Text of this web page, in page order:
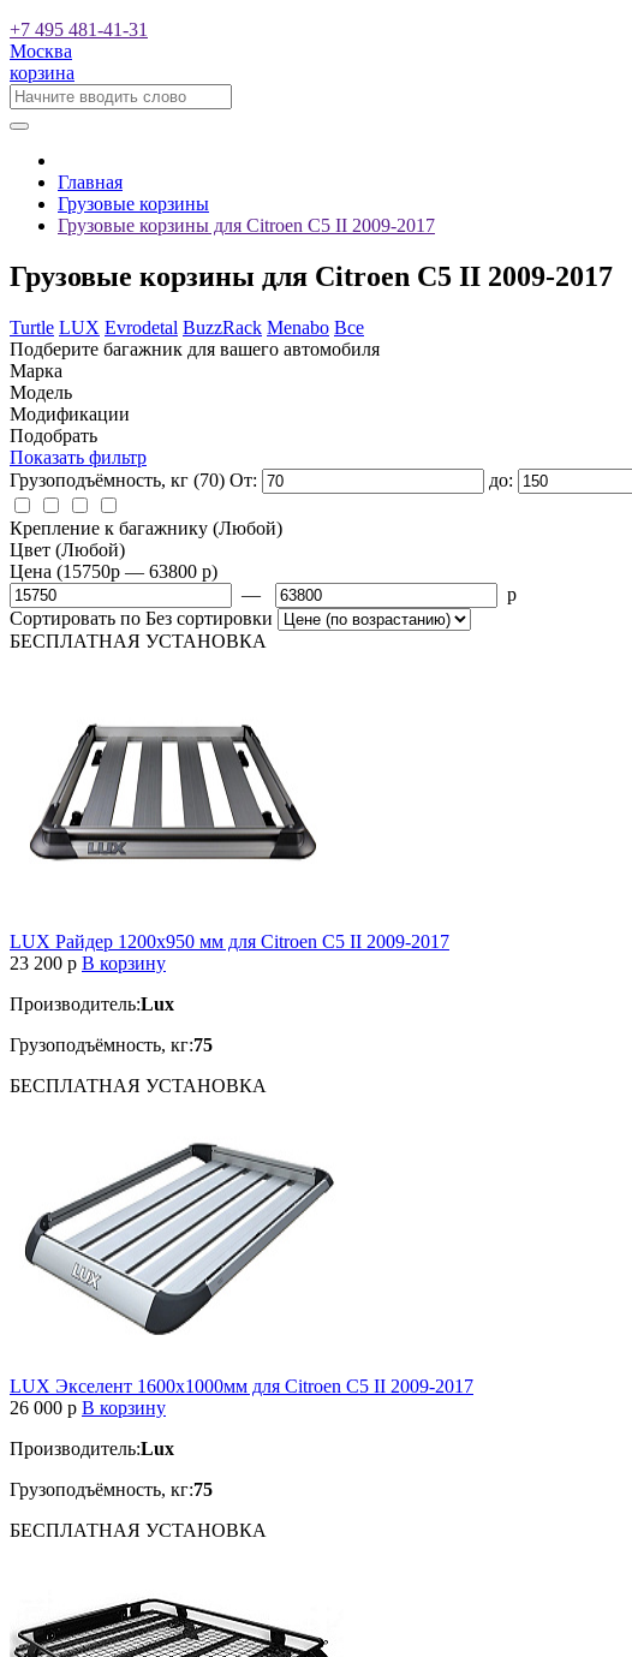
+7 495 481-41-31
Москва
корзина
Главная
Грузовые корзины
Грузовые корзины для Citroen C5 II 2009-2017
Грузовые корзины для Citroen C5 II 2009-2017
Turtle LUX Evrodetal BuzzRack Menabo Все
Подберите багажник для вашего автомобиля
Марка
Модель
Модификации
Подобрать
Показать фильтр
Грузоподъёмность, кг (70) От: до:
Крепление к багажнику (Любой)
Цвет (Любой)
Цена (15750p — 63800 p)
—
p
Сортировать по Без сортировки
БЕСПЛАТНАЯ УСТАНОВКА
LUX Райдер 1200х950 мм для Citroen C5 II 2009-2017
23 200 p В корзину
Производитель:Lux
Грузоподъёмность, кг:75
БЕСПЛАТНАЯ УСТАНОВКА
LUX Экселент 1600х1000мм для Citroen C5 II 2009-2017
26 000 p В корзину
Производитель:Lux
Грузоподъёмность, кг:75
БЕСПЛАТНАЯ УСТАНОВКА